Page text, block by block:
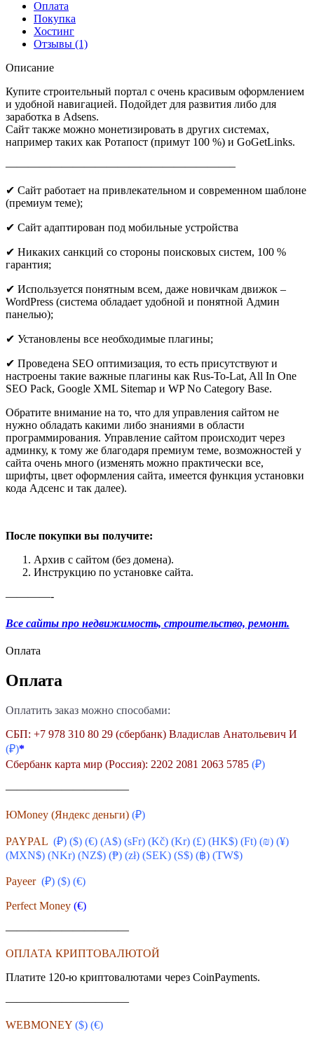
Оплата
Покупка
Хостинг
Отзывы (1)
Описание
Купите строительный портал с очень красивым оформлением
и удобной навигацией. Подойдет для развития либо для
заработка в Adsens.
Сайт также можно монетизировать в других системах,
например таких как Ротапост (примут 100 %) и GoGetLinks.
————————————————————–
✔ Сайт работает на привлекательном и современном шаблоне
(премиум теме);
✔ Сайт адаптирован под мобильные устройства
✔ Никаких санкций со стороны поисковых систем, 100 %
гарантия;
✔ Используется понятным всем, даже новичкам движок –
WordPress (система обладает удобной и понятной Админ
панелью);
✔ Установлены все необходимые плагины;
✔ Проведена SEO оптимизация, то есть присутствуют и
настроены такие важные плагины как Rus-To-Lat, All In One
SEO Pack, Google XML Sitemap и WP No Category Base.
Обратите внимание на то, что для управления сайтом не
нужно обладать какими либо знаниями в области
программирования. Управление сайтом происходит через
админку, к тому же благодаря премиум теме, возможностей у
сайта очень много (изменять можно практически все,
шрифты, цвет оформления сайта, имеется функция установки
кода Адсенс и так далее).
После покупки вы получите:
Архив с сайтом (без домена).
Инструкцию по установке сайта.
————-
Все сайты про недвижимость, строительство, ремонт.
Оплата
Оплата
Оплатить заказ можно способами:
СБП: +7 978 310 80 29 (сбербанк) Владислав Анатольевич И
(₽)*
Сбербанк карта мир (Россия): 2202 2081 2063 5785 (₽)
———————————
ЮMoney (Яндекс деньги) (₽)
PAYPAL (₽) ($) (€) (A$) (sFr) (Kč) (Kr) (£) (HK$) (Ft) (₪) (¥)
(MXN$) (NKr) (NZ$) (₱) (zł) (SEK) (S$) (฿) (TW$)
Payeer (₽) ($) (€)
Perfect Money (€)
———————————
ОПЛАТА КРИПТОВАЛЮТОЙ
Платите 120-ю криптовалютами через CoinPayments.
———————————
WEBMONEY ($) (€)